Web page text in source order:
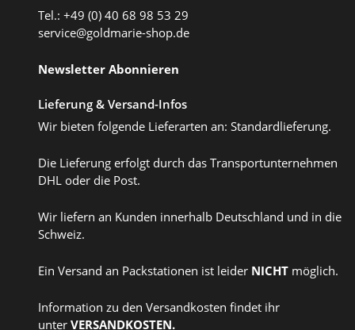
Tel.: +49 (0) 40 68 98 53 29
service@goldmarie-shop.de
Newsletter Abonnieren
Lieferung & Versand-Infos
Wir bieten folgende Lieferarten an: Standardlieferung.
Die Lieferung erfolgt durch das Transportunternehmen
DHL oder die Post.
Wir liefern an Kunden innerhalb Deutschland und in die
Schweiz.
Ein Versand an Packstationen ist leider NICHT möglich.
Information zu den Versandkosten findet ihr
unter VERSANDKOSTEN.